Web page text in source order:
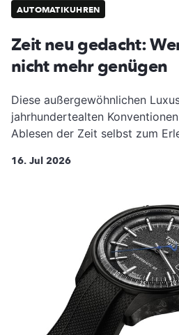
AUTOMATIKUHREN
Zeit neu gedacht:
nicht mehr genügen
Diese außergewöhnlichen
jahrhundertealten
Ablesen der Zeit selbst zum
16. Jul 2026